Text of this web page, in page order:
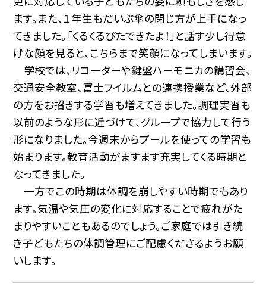
ます。また、１年生もだいぶ傘の閉じ方が上手になっ
てきました。「くるくるぴたできたよ！」と話す少し得意
げな顔を見ると、こちらまで笑顔になってしまいます。
学校では、リコーダーや鍵盤ハーモニカの講習会、
交通安全教室、富士フイルムとの連携授業など、外部
の方をお招きする学習も増えてきました。調理実習も
以前のような形に近づけて、グループで協力して行う
形になりました。今週末からプールを使っての学習も
始まります。教育活動がますます充実してくる時期と
なってきました。
一方でこの時期は体調を崩しやすい時期でもあり
ます。気温や気圧の変化に対応することで疲れがた
まりやすいこともあるのでしょう。ご家庭では引き続
き子どもたちの体調管理にご配慮くださるようお願
いします。